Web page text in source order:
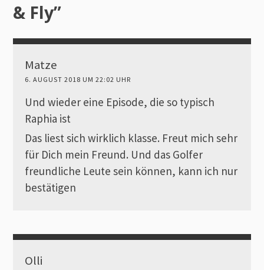
& Fly”
Matze
6. AUGUST 2018 UM 22:02 UHR
Und wieder eine Episode, die so typisch
Raphia ist
Das liest sich wirklich klasse. Freut mich sehr
für Dich mein Freund. Und das Golfer
freundliche Leute sein können, kann ich nur
bestätigen
Olli